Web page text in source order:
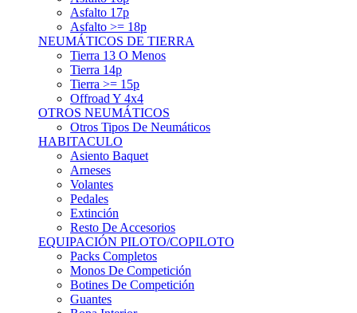
Asfalto >= 18p
NEUMÁTICOS DE TIERRA
Tierra 13 O Menos
Tierra 14p
Tierra >= 15p
Offroad Y 4x4
OTROS NEUMÁTICOS
Otros Tipos De Neumáticos
HABITACULO
Asiento Baquet
Arneses
Volantes
Pedales
Extinción
Resto De Accesorios
EQUIPACIÓN PILOTO/COPILOTO
Packs Completos
Monos De Competición
Botines De Competición
Guantes
Ropa Interior
Cascos